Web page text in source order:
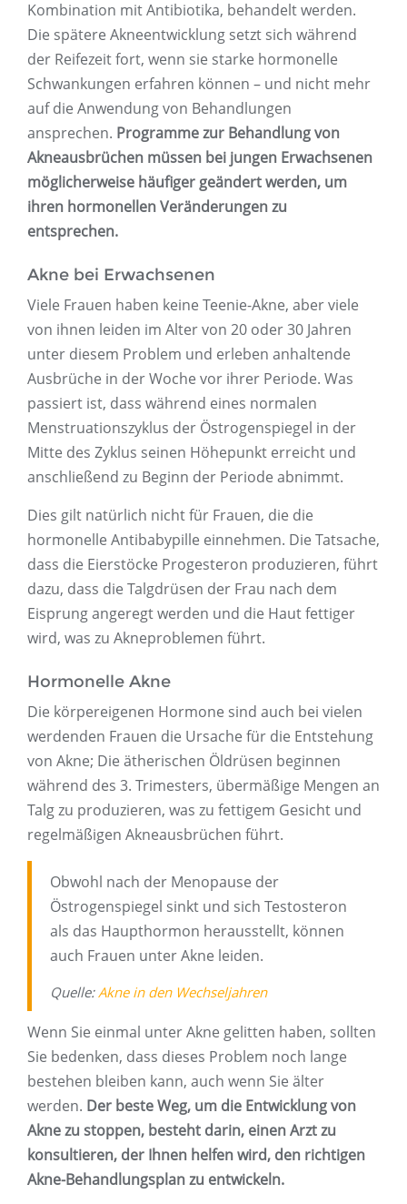
Kombination mit Antibiotika, behandelt werden.
Die spätere Akneentwicklung setzt sich während
der Reifezeit fort, wenn sie starke hormonelle
Schwankungen erfahren können – und nicht mehr
auf die Anwendung von Behandlungen
ansprechen. Programme zur Behandlung von
Akneausbrüchen müssen bei jungen Erwachsenen
möglicherweise häufiger geändert werden, um
ihren hormonellen Veränderungen zu
entsprechen.
Akne bei Erwachsenen
Viele Frauen haben keine Teenie-Akne, aber viele
von ihnen leiden im Alter von 20 oder 30 Jahren
unter diesem Problem und erleben anhaltende
Ausbrüche in der Woche vor ihrer Periode. Was
passiert ist, dass während eines normalen
Menstruationszyklus der Östrogenspiegel in der
Mitte des Zyklus seinen Höhepunkt erreicht und
anschließend zu Beginn der Periode abnimmt.
Dies gilt natürlich nicht für Frauen, die die
hormonelle Antibabypille einnehmen. Die Tatsache,
dass die Eierstöcke Progesteron produzieren, führt
dazu, dass die Talgdrüsen der Frau nach dem
Eisprung angeregt werden und die Haut fettiger
wird, was zu Akneproblemen führt.
Hormonelle Akne
Die körpereigenen Hormone sind auch bei vielen
werdenden Frauen die Ursache für die Entstehung
von Akne; Die ätherischen Öldrüsen beginnen
während des 3. Trimesters, übermäßige Mengen an
Talg zu produzieren, was zu fettigem Gesicht und
regelmäßigen Akneausbrüchen führt.
Obwohl nach der Menopause der
Östrogenspiegel sinkt und sich Testosteron
als das Haupthormon herausstellt, können
auch Frauen unter Akne leiden.
Quelle:Akne in den Wechseljahren
Wenn Sie einmal unter Akne gelitten haben, sollten
Sie bedenken, dass dieses Problem noch lange
bestehen bleiben kann, auch wenn Sie älter
werden. Der beste Weg, um die Entwicklung von
Akne zu stoppen, besteht darin, einen Arzt zu
konsultieren, der Ihnen helfen wird, den richtigen
Akne-Behandlungsplan zu entwickeln.